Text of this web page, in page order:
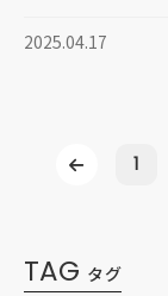
2025.04.17
1
TAG タグ